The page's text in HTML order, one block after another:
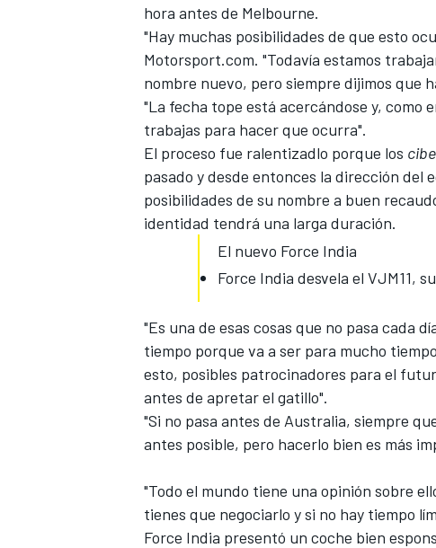
MÁS CATEGORÍAS
hora antes de Melbourne.
"Hay muchas posibilidades de que esto
Motorsport.com. "Todavía estamos
nombre nuevo, pero siempre dijimos que
"La fecha tope está acercándose y, como
trabajas para hacer que ocurra".
El proceso fue ralentizadlo porque los
pasado y desde entonces la dirección
posibilidades de su nombre a buen
identidad tendrá una larga duración.
El nuevo Force India
Force India desvela el VJM11,
"Es una de esas cosas que no pasa cada
tiempo porque va a ser para mucho
esto, posibles patrocinadores para el
antes de apretar el gatillo".
"Si no pasa antes de Australia, siempre
antes posible, pero hacerlo bien es más
"Todo el mundo tiene una opinión sobre
tienes que negociarlo y si no hay tiempo
Force India presentó un coche bien